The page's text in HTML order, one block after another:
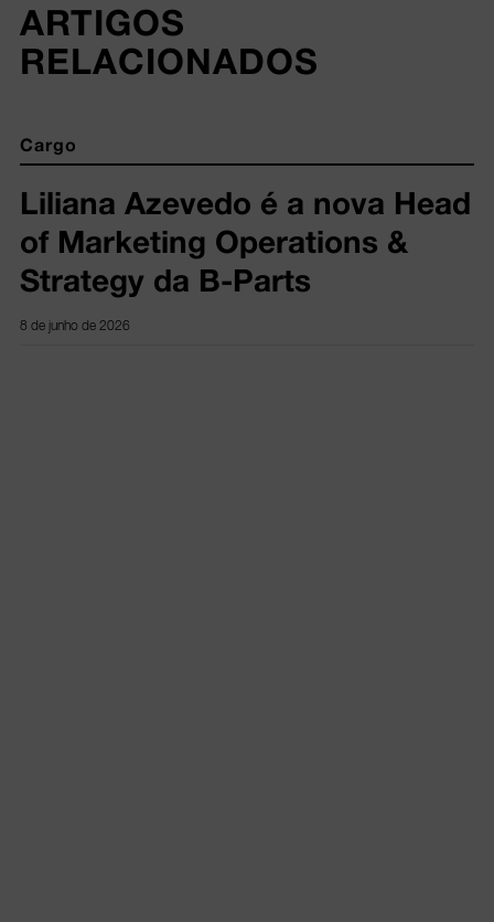
ARTIGOS
RELACIONADOS
Cargo
Liliana Azevedo é a nova Head
of Marketing Operations &
Strategy da B-Parts
8 de junho de 2026